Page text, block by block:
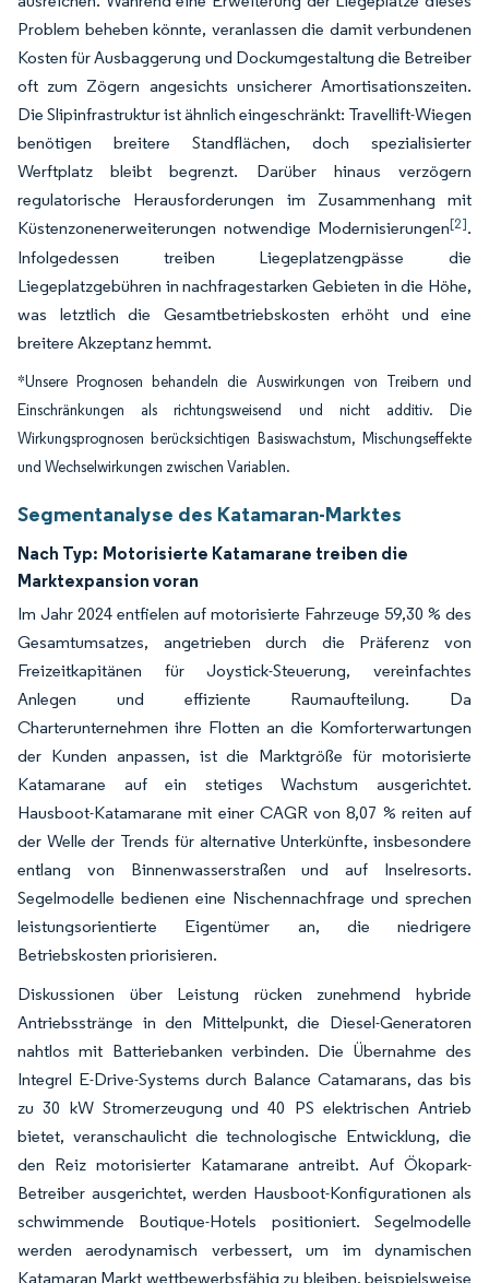
Problem beheben könnte, veranlassen die damit verbundenen
Kosten für Ausbaggerung und Dockumgestaltung die Betreiber
oft zum Zögern angesichts unsicherer Amortisationszeiten.
Die Slipinfrastruktur ist ähnlich eingeschränkt: Travellift-Wiegen
benötigen breitere Standflächen, doch spezialisierter
Werftplatz bleibt begrenzt. Darüber hinaus verzögern
regulatorische Herausforderungen im Zusammenhang mit
Küstenzonenerweiterungen notwendige Modernisierungen[2].
Infolgedessen treiben Liegeplatzengpässe die
Liegeplatzgebühren in nachfragestarken Gebieten in die Höhe,
was letztlich die Gesamtbetriebskosten erhöht und eine
breitere Akzeptanz hemmt.
*Unsere Prognosen behandeln die Auswirkungen von Treibern und
Einschränkungen als richtungsweisend und nicht additiv. Die
Wirkungsprognosen berücksichtigen Basiswachstum, Mischungseffekte
und Wechselwirkungen zwischen Variablen.
Segmentanalyse des Katamaran-Marktes
Nach Typ: Motorisierte Katamarane treiben die
Marktexpansion voran
Im Jahr 2024 entfielen auf motorisierte Fahrzeuge 59,30 % des
Gesamtumsatzes, angetrieben durch die Präferenz von
Freizeitkapitänen für Joystick-Steuerung, vereinfachtes
Anlegen und effiziente Raumaufteilung. Da
Charterunternehmen ihre Flotten an die Komforterwartungen
der Kunden anpassen, ist die Marktgröße für motorisierte
Katamarane auf ein stetiges Wachstum ausgerichtet.
Hausboot-Katamarane mit einer CAGR von 8,07 % reiten auf
der Welle der Trends für alternative Unterkünfte, insbesondere
entlang von Binnenwasserstraßen und auf Inselresorts.
Segelmodelle bedienen eine Nischennachfrage und sprechen
leistungsorientierte Eigentümer an, die niedrigere
Betriebskosten priorisieren.
Diskussionen über Leistung rücken zunehmend hybride
Antriebsstränge in den Mittelpunkt, die Diesel-Generatoren
nahtlos mit Batteriebanken verbinden. Die Übernahme des
Integrel E-Drive-Systems durch Balance Catamarans, das bis
zu 30 kW Stromerzeugung und 40 PS elektrischen Antrieb
bietet, veranschaulicht die technologische Entwicklung, die
den Reiz motorisierter Katamarane antreibt. Auf Ökopark-
Betreiber ausgerichtet, werden Hausboot-Konfigurationen als
schwimmende Boutique-Hotels positioniert. Segelmodelle
werden aerodynamisch verbessert, um im dynamischen
Katamaran Markt wettbewerbsfähig zu bleiben, beispielsweise